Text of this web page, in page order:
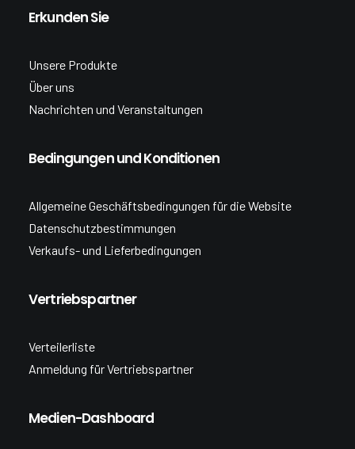
Erkunden Sie
Unsere Produkte
Über uns
Nachrichten und Veranstaltungen
Bedingungen und Konditionen
Allgemeine Geschäftsbedingungen für die Website
Datenschutzbestimmungen
Verkaufs- und Lieferbedingungen
Vertriebspartner
Verteilerliste
Anmeldung für Vertriebspartner
Medien-Dashboard